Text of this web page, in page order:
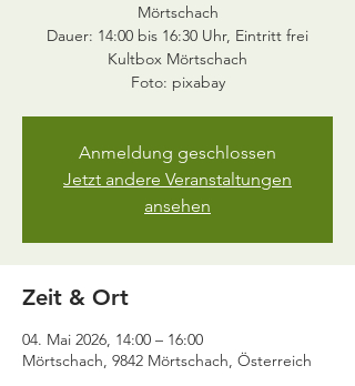
Mörtschach
Dauer: 14:00 bis 16:30 Uhr, Eintritt frei
Kultbox Mörtschach
Foto: pixabay
Anmeldung geschlossen
Jetzt andere Veranstaltungen
ansehen
Zeit & Ort
04. Mai 2026, 14:00 – 16:00
Mörtschach, 9842 Mörtschach, Österreich